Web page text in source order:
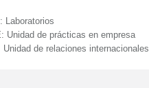
Laboratorios
Unidad de prácticas en empresa
Unidad de relaciones internacionales